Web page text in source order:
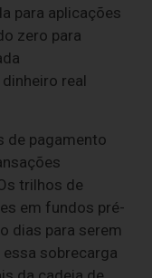
para aplicações
zero para
real
de pagamento
trilhos de
em fundos pré-
dias para serem
sobrecarga